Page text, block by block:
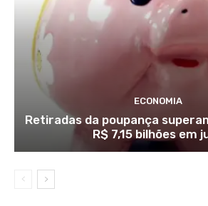
ECONOMIA
Retiradas da poupança
R$ 7,15 bilhões em